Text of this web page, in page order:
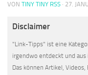
VON TINY TINY RSS · 27.
Disclaimer
"Link-Tipps" ist eine
irgendwo entdeckt und
Das können Artikel,